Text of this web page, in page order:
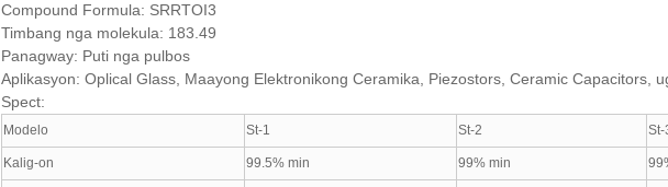
Compound Formula: SRRTOI3
Timbang nga molekula: 183.49
Panagway: Puti nga pulbos
Aplikasyon: Oplical Glass, Maayong Elektronikong Ceramika, Piezostors, Ceramic Capacitors,
Spect:
Modelo St-1 St-2 St-
Kalig-on 99.5% min 99% min